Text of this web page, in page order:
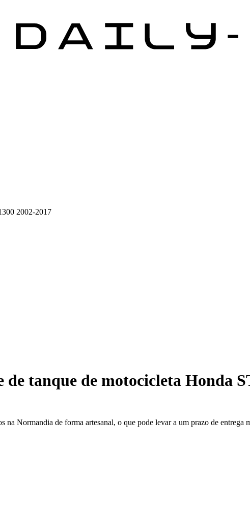
2002-2017
de tanque de motocicleta Honda
na Normandia de forma artesanal, o que pode levar a um prazo de